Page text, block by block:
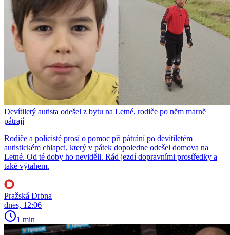
Devítiletý autista odešel z bytu na Letné, rodiče po něm marně
pátrají
Rodiče a policisté prosí o pomoc při pátrání po devítiletém
autistickém chlapci, který v pátek dopoledne odešel domova na
Letné. Od té doby ho neviděli. Rád jezdí dopravními prostředky a
také výtahem.
Pražská Drbna
dnes, 12:06
1 min